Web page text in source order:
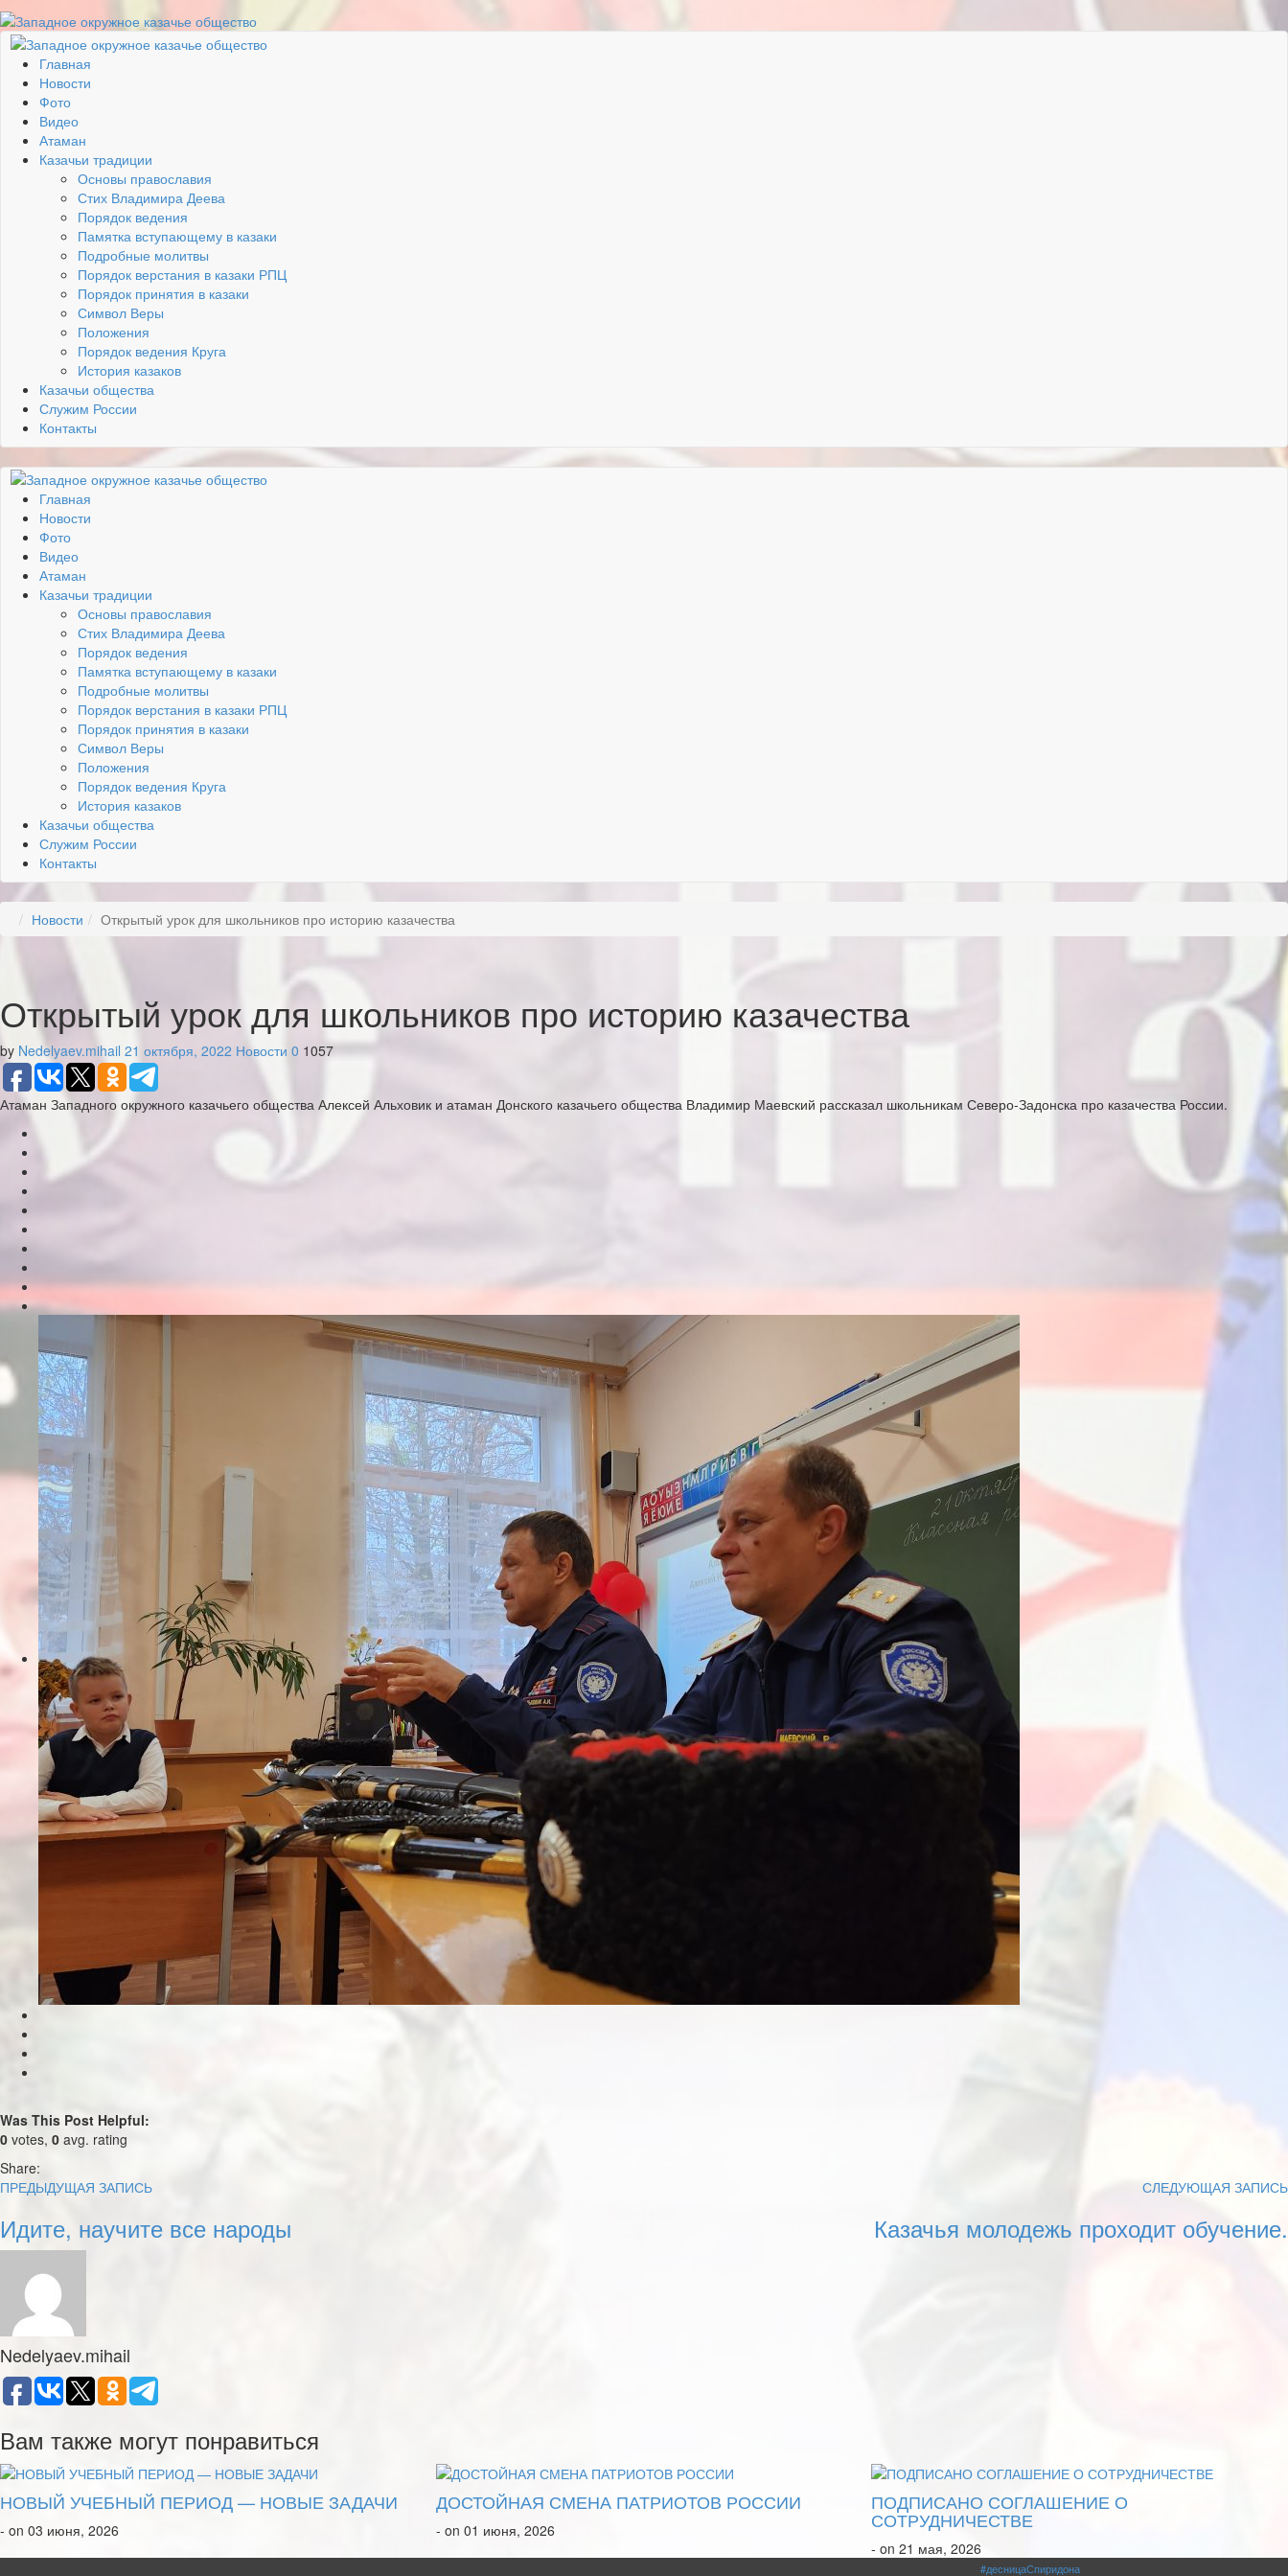
Главная
Новости
Фото
Видео
Атаман
Казачьи традиции
Основы православия
Стих Владимира Деева
Порядок ведения
Памятка вступающему в казаки
Подробные молитвы
Порядок верстания в казаки РПЦ
Порядок принятия в казаки
Символ Веры
Положения
Порядок ведения Круга
История казаков
Казачьи общества
Служим России
Контакты
Главная
Новости
Фото
Видео
Атаман
Казачьи традиции
Основы православия
Стих Владимира Деева
Порядок ведения
Памятка вступающему в казаки
Подробные молитвы
Порядок верстания в казаки РПЦ
Порядок принятия в казаки
Символ Веры
Положения
Порядок ведения Круга
История казаков
Казачьи общества
Служим России
Контакты
Новости Открытый урок для школьников про историю казачества
Открытый урок для школьников про историю казачества
by Nedelyaev.mihail 21 октября, 2022 Новости 0 1057
Атаман Западного окружного казачьего общества Алексей Альховик и атаман Донского казачьего общества Владимир Маевский рассказал школьникам Северо-Задонска про казачества России.
Was This Post Helpful:
0 votes, 0 avg. rating
Share:
ПРЕДЫДУЩАЯ ЗАПИСЬ
Идите, научите все народы
СЛЕДУЮЩАЯ ЗАПИСЬ
Казачья молодежь проходит обучение.
Nedelyaev.mihail
Вам также могут понравиться
НОВЫЙ УЧЕБНЫЙ ПЕРИОД — НОВЫЕ ЗАДАЧИ
- on 03 июня, 2026
ДОСТОЙНАЯ СМЕНА ПАТРИОТОВ РОССИИ
- on 01 июня, 2026
ПОДПИСАНО СОГЛАШЕНИЕ О
СОТРУДНИЧЕСТВЕ
- on 21 мая, 2026
#десницаСпиридона